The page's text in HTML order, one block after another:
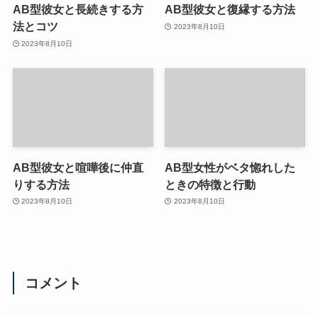
AB型彼女と長続きする方
法とコツ
2023年8月10日
AB型彼女と復縁する方法
2023年8月10日
AB型彼女と喧嘩後に仲直
りする方法
2023年8月10日
AB型女性がベタ惚れした
ときの特徴と行動
2023年8月10日
コメント